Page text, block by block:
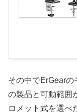
その中でErGear
の製品と可動範囲
ロメット式を選べ